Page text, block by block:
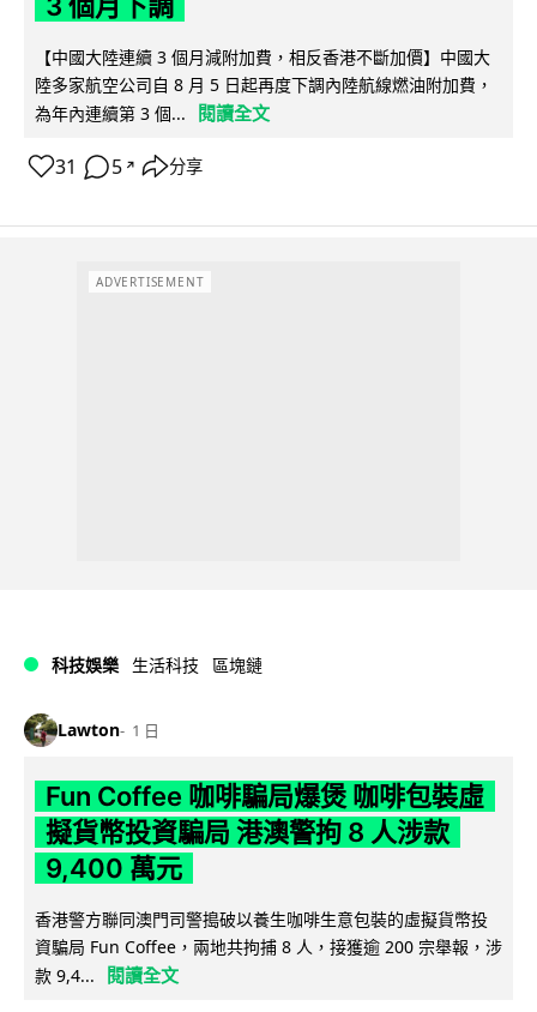
【中國大陸連續 3 個月減附加費，相反香港不斷加價】中國大
陸多家航空公司自 8 月 5 日起再度下調內陸航線燃油附加費，
為年內連續第 3 個...
閱讀全文
31 5 ↗ 分享
ADVERTISEMENT
科技娛樂 生活科技 區塊鏈
Lawton 1 日
Fun Coffee 咖啡騙局爆煲 咖啡包裝虛
擬貨幣投資騙局 港澳警拘 8 人涉款
9,400 萬元
香港警方聯同澳門司警搗破以養生咖啡生意包裝的虛擬貨幣投
資騙局 Fun Coffee，兩地共拘捕 8 人，接獲逾 200 宗舉報，涉
款 9,4...
閱讀全文